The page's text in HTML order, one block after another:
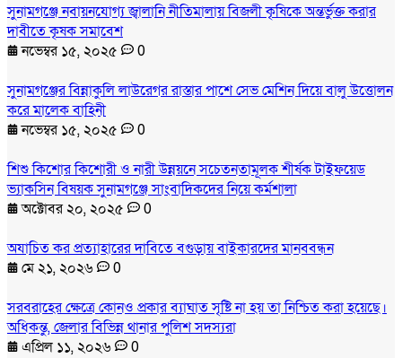
সুনামগঞ্জে নবায়নযোগ্য জ্বালানি নীতিমালায় বিজলী কৃষিকে অন্তর্ভুক্ত করার
দাবীতে কৃষক সমাবেশ
নভেম্বর ১৫, ২০২৫
0
সুনামগঞ্জের বিন্নাকুলি লাউরেগর রাস্তার পাশে সেভ মেশিন দিয়ে বালু উত্তোলন
করে মালেক বাহিনী
নভেম্বর ১৫, ২০২৫
0
শিশু কিশোর কিশোরী ও নারী উন্নয়নে সচেতনতামূলক শীর্ষক টাইফয়েড
ভ্যাকসিন বিষয়ক সুনামগঞ্জে সাংবাদিকদের নিয়ে কর্মশালা
অক্টোবর ২০, ২০২৫
0
অযাচিত কর প্রত্যাহারের দাবিতে বগুড়ায় বাইকারদের মানববন্ধন
মে ২১, ২০২৬
0
সরবরাহের ক্ষেত্রে কোনও প্রকার ব্যাঘাত সৃষ্টি না হয় তা নিশ্চিত করা হয়েছে।
অধিকন্তু, জেলার বিভিন্ন থানার পুলিশ সদস্যরা
এপ্রিল ১১, ২০২৬
0